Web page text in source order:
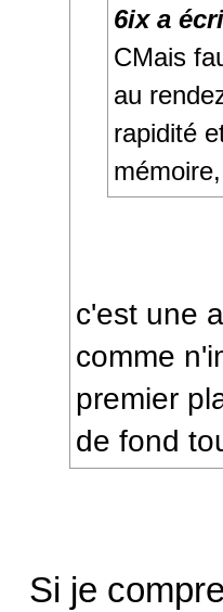
6ix a
CMais
au
rapidité
c'est une
comme
premier
de fond
Si je